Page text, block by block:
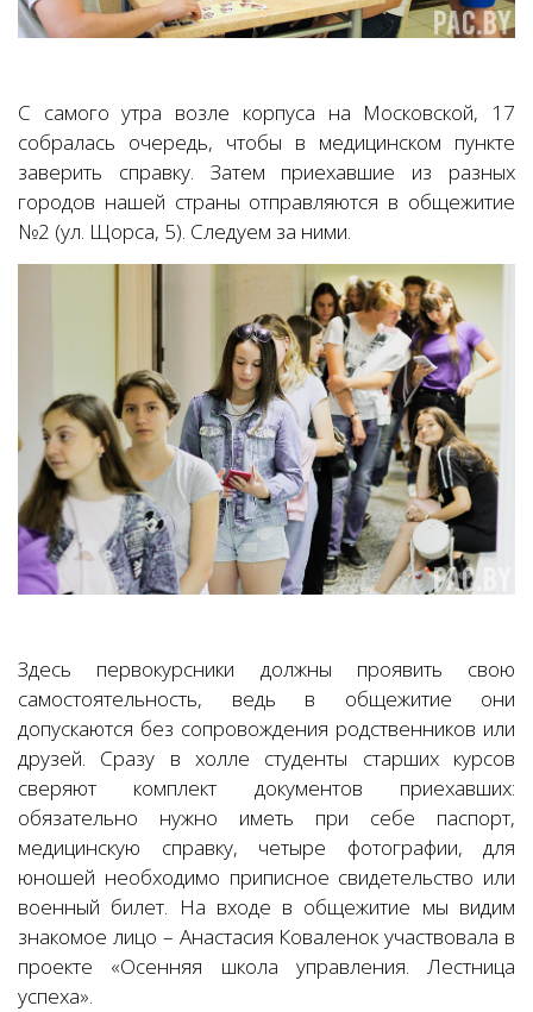
С самого утра возле корпуса на Московской, 17
собралась очередь, чтобы в медицинском пункте
заверить справку. Затем приехавшие из разных
городов нашей страны отправляются в общежитие
№2 (ул. Щорса, 5). Следуем за ними.
Здесь первокурсники должны проявить свою
самостоятельность, ведь в общежитие они
допускаются без сопровождения родственников или
друзей. Сразу в холле студенты старших курсов
сверяют комплект документов приехавших:
обязательно нужно иметь при себе паспорт,
медицинскую справку, четыре фотографии, для
юношей необходимо приписное свидетельство или
военный билет. На входе в общежитие мы видим
знакомое лицо – Анастасия Коваленок участвовала в
проекте «Осенняя школа управления. Лестница
успеха».